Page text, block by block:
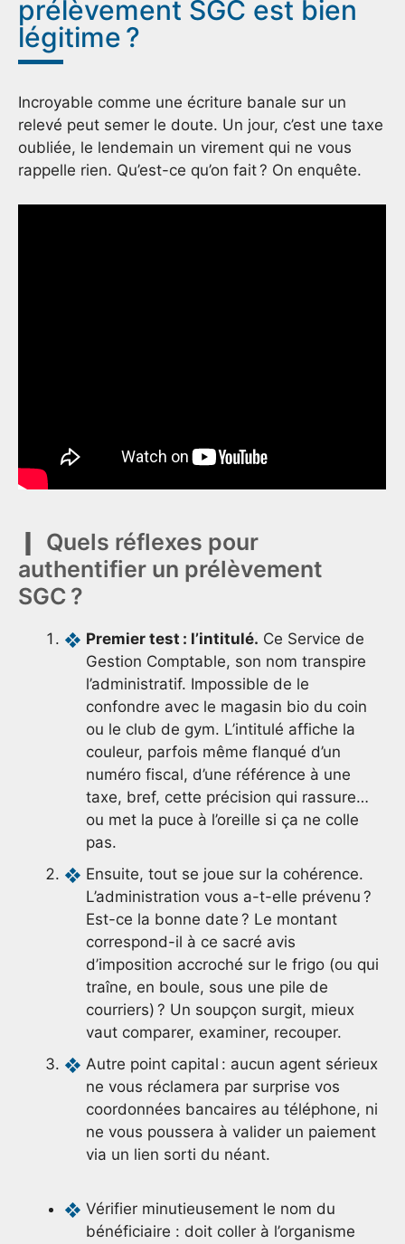
prélèvement SGC est bien
légitime ?
Incroyable comme une écriture banale sur un
relevé peut semer le doute. Un jour, c’est une taxe
oubliée, le lendemain un virement qui ne vous
rappelle rien. Qu’est-ce qu’on fait ? On enquête.
Quels réflexes pour
authentifier un prélèvement
SGC ?
Premier test : l’intitulé. Ce Service de
Gestion Comptable, son nom transpire
l’administratif. Impossible de le
confondre avec le magasin bio du coin
ou le club de gym. L’intitulé affiche la
couleur, parfois même flanqué d’un
numéro fiscal, d’une référence à une
taxe, bref, cette précision qui rassure…
ou met la puce à l’oreille si ça ne colle
pas.
Ensuite, tout se joue sur la cohérence.
L’administration vous a-t-elle prévenu ?
Est-ce la bonne date ? Le montant
correspond-il à ce sacré avis
d’imposition accroché sur le frigo (ou qui
traîne, en boule, sous une pile de
courriers) ? Un soupçon surgit, mieux
vaut comparer, examiner, recouper.
Autre point capital : aucun agent sérieux
ne vous réclamera par surprise vos
coordonnées bancaires au téléphone, ni
ne vous poussera à valider un paiement
via un lien sorti du néant.
Vérifier minutieusement le nom du
bénéficiaire : doit coller à l’organisme